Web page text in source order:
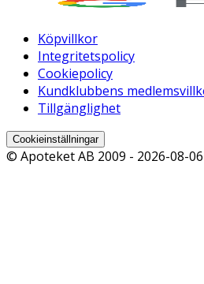
Köpvillkor
Integritetspolicy
Cookiepolicy
Kundklubbens
Tillgänglighet
Cookieinställningar
© Apoteket AB 2009 - 2026-08-